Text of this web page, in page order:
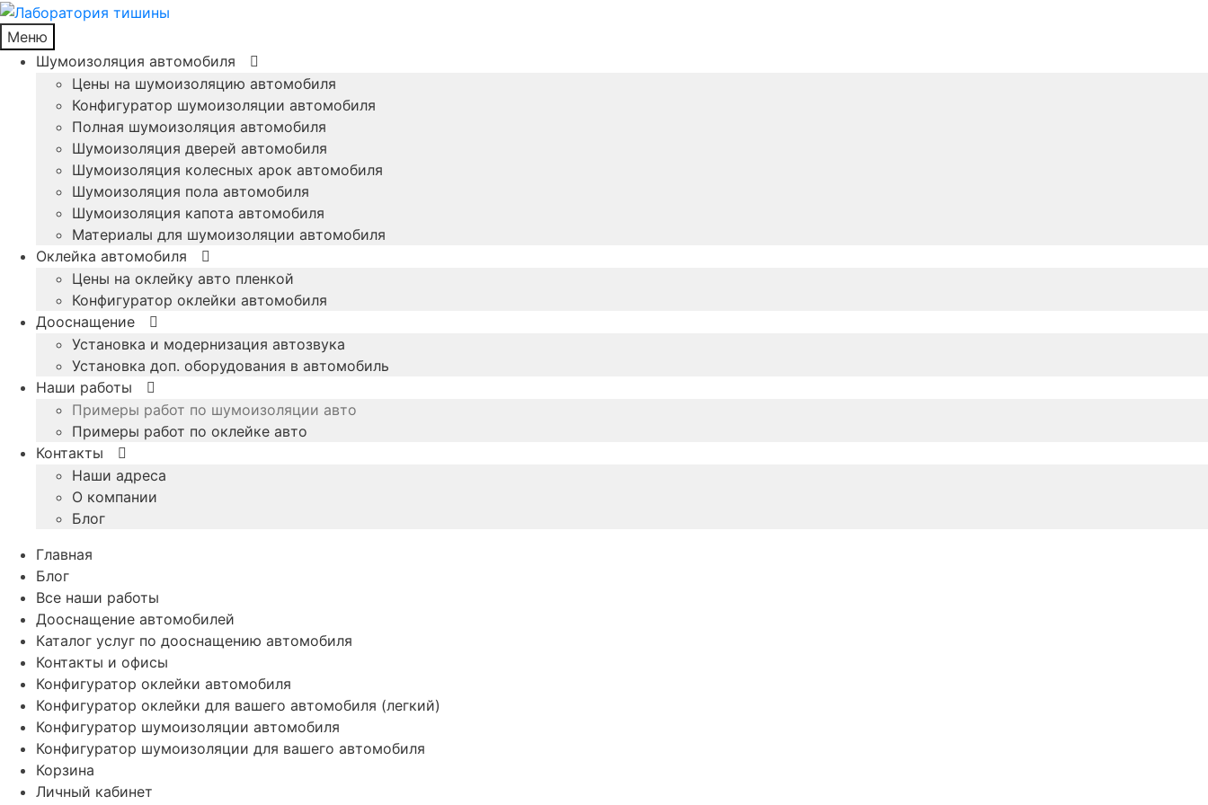
Меню
Шумоизоляция автомобиля
Цены на шумоизоляцию автомобиля
Конфигуратор шумоизоляции автомобиля
Полная шумоизоляция автомобиля
Шумоизоляция дверей автомобиля
Шумоизоляция колесных арок автомобиля
Шумоизоляция пола автомобиля
Шумоизоляция капота автомобиля
Материалы для шумоизоляции автомобиля
Оклейка автомобиля
Цены на оклейку авто пленкой
Конфигуратор оклейки автомобиля
Дооснащение
Установка и модернизация автозвука
Установка доп. оборудования в автомобиль
Наши работы
Примеры работ по шумоизоляции авто
Примеры работ по оклейке авто
Контакты
Наши адреса
О компании
Блог
Главная
Блог
Все наши работы
Дооснащение автомобилей
Каталог услуг по дооснащению автомобиля
Контакты и офисы
Конфигуратор оклейки автомобиля
Конфигуратор оклейки для вашего автомобиля (легкий)
Конфигуратор шумоизоляции автомобиля
Конфигуратор шумоизоляции для вашего автомобиля
Корзина
Личный кабинет